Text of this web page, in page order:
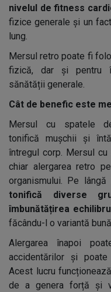
nivelul de fitness
fizice generale și un
lung.
Mersul retro poate fi
fizică, dar și pentru
sănătății generale.
Cât de benefic este
Mersul cu spatele
tonifică mușchii și
întregul corp. Mersul
chiar alergarea retro
organismului. Pe
tonifică diverse
îmbunătățirea
făcându-l o variantă
Alergarea înapoi
accidentărilor și
Acest lucru
de a genera forță și